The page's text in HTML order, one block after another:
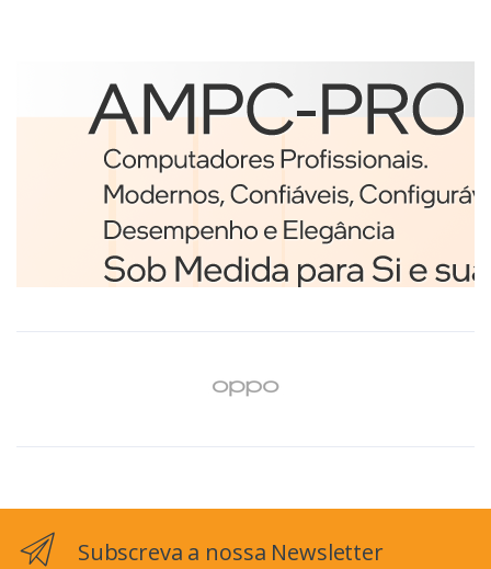
Etiquetas
Brother BCS-1J074102-121
etiqueta para impressão
Branco
€98,75
Subscreva a nossa Newsletter